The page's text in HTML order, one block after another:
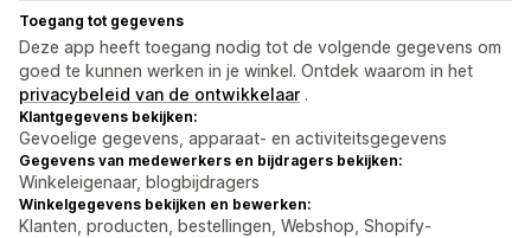
Toegang tot gegevens
Deze app heeft toegang nodig tot de volgende gegevens om
goed te kunnen werken in je winkel. Ontdek waarom in het
privacybeleid van de ontwikkelaar .
Klantgegevens bekijken:
Gevoelige gegevens, apparaat- en activiteitsgegevens
Gegevens van medewerkers en bijdragers bekijken:
Winkeleigenaar, blogbijdragers
Winkelgegevens bekijken en bewerken:
Klanten, producten, bestellingen, Webshop, Shopify-